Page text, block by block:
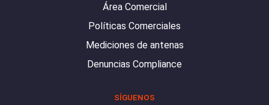
Área Comercial
Políticas Comerciales
Mediciones de antenas
Denuncias Compliance
SÍGUENOS